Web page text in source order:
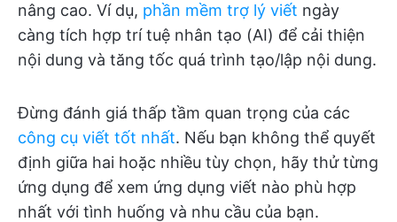
nâng cao. Ví dụ, phần mềm trợ lý viết ngày
càng tích hợp trí tuệ nhân tạo (AI) để cải thiện
nội dung và tăng tốc quá trình tạo/lập nội dung.
Đừng đánh giá thấp tầm quan trọng của các
công cụ viết tốt nhất. Nếu bạn không thể quyết
định giữa hai hoặc nhiều tùy chọn, hãy thử từng
ứng dụng để xem ứng dụng viết nào phù hợp
nhất với tình huống và nhu cầu của bạn.